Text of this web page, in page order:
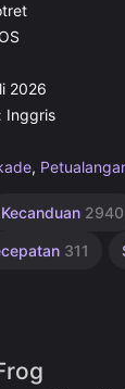
2026
Inggris
,
Kecanduan 2940
311